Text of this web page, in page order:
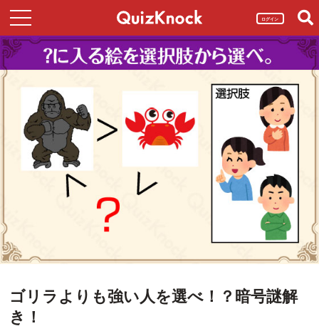
ログイン
ゴリラよりも強い人を選べ！？暗号謎解
き！